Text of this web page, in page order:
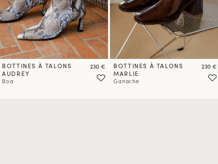
BOTTINES À TALONS
AUDREY
Boa
Prix
230 €
BOTTINES À TALONS
MARLIE
Ganache
Prix
230 €